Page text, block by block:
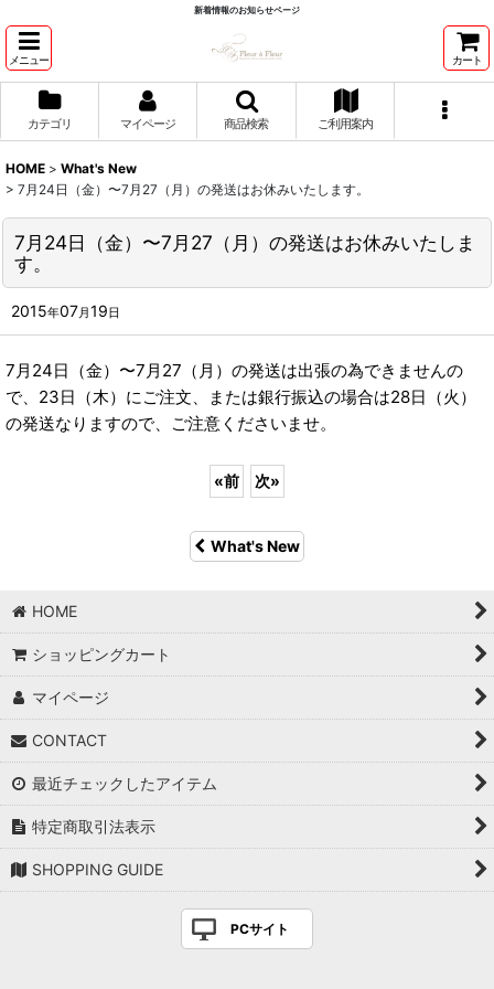
新着情報のお知らせページ
メニュー カート
カテゴリ マイページ 商品検索 ご利用案内
HOME > What's New
> 7月24日（金）〜7月27（月）の発送はお休みいたします。
7月24日（金）〜7月27（月）の発送はお休みいたしま
す。
2015年07月19日
7月24日（金）〜7月27（月）の発送は出張の為できませんの
で、23日（木）にご注文、または銀行振込の場合は28日（火）
の発送なりますので、ご注意くださいませ。
«前 次»
What's New
HOME
ショッピングカート
マイページ
CONTACT
最近チェックしたアイテム
特定商取引法表示
SHOPPING GUIDE
PCサイト